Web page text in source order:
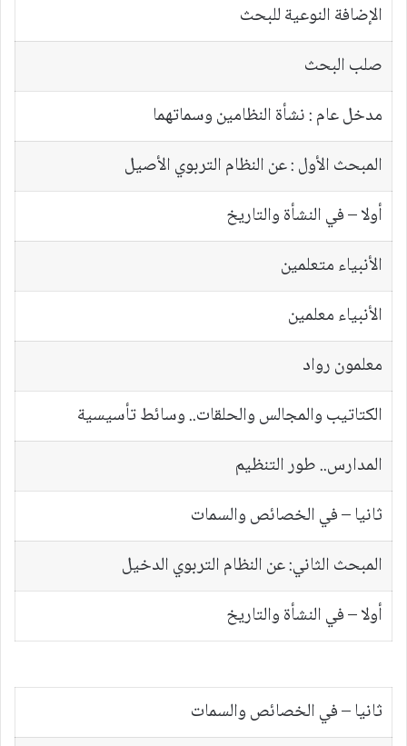
الإضافة النوعية للبحث
صلب البحث
مدخل عام : نشأة النظامين وسماتهما
المبحث الأول : عن النظام التربوي الأصيل
أولا – في النشأة والتاريخ
الأنبياء متعلمين
الأنبياء معلمين
معلمون رواد
الكتاتيب والمجالس والحلقات.. وسائط تأسيسية
المدارس.. طور التنظيم
ثانيا – في الخصائص والسمات
المبحث الثاني: عن النظام التربوي الدخيل
أولا – في النشأة والتاريخ
ثانيا – في الخصائص والسمات